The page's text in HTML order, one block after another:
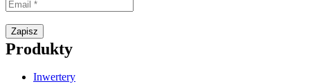
Zapisz
Produkty
Inwertery